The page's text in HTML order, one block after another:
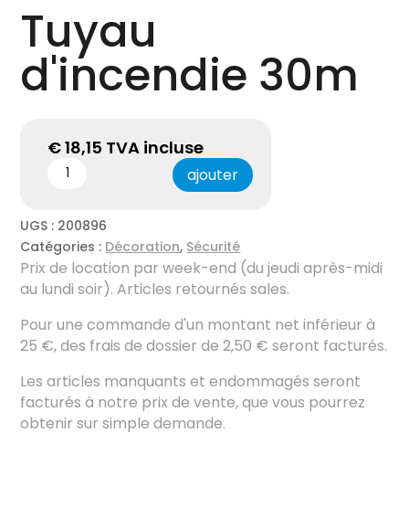
Tuyau
d'incendie 30m
€18,15 TVA incluse
ajouter
UGS : 200896
Catégories : Décoration, Sécurité
Prix ​​de location par week-end (du jeudi après-midi
au lundi soir). Articles retournés sales.
Pour une commande d'un montant net inférieur à
25 €, des frais de dossier de 2,50 € seront facturés.
Les articles manquants et endommagés seront
facturés à notre prix de vente, que vous pourrez
obtenir sur simple demande.